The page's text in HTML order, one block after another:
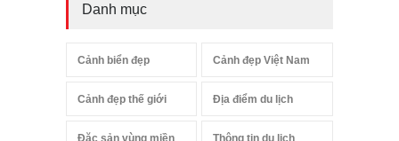
Danh mục
Cảnh biển đẹp Cảnh đẹp Việt Nam
Cảnh đẹp thế giới Địa điểm du lịch
Đặc sản vùng miền Thông tin du lịch